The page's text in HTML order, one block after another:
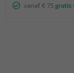
vanaf € 75 gratis